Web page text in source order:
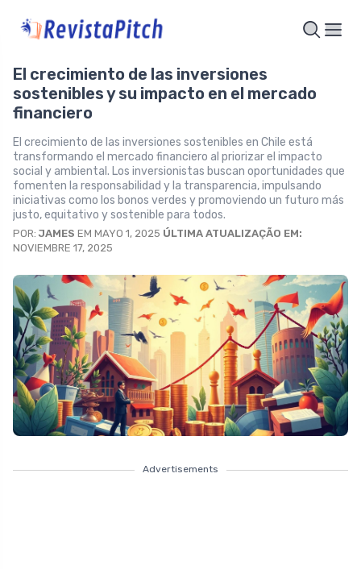
El crecimiento de las inversiones
sostenibles y su impacto en el mercado
financiero
El crecimiento de las inversiones sostenibles en Chile está
transformando el mercado financiero al priorizar el impacto
social y ambiental. Los inversionistas buscan oportunidades que
fomenten la responsabilidad y la transparencia, impulsando
iniciativas como los bonos verdes y promoviendo un futuro más
justo, equitativo y sostenible para todos.
POR:JAMES EM MAYO 1, 2025 ÚLTIMA ATUALIZAÇÃO EM:
NOVIEMBRE 17, 2025
Advertisements